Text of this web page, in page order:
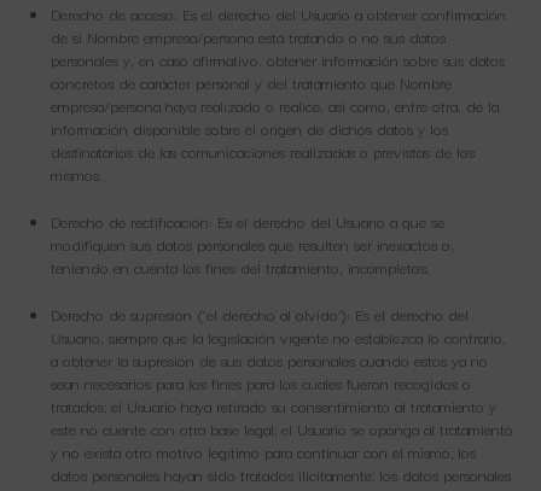
Derecho de acceso: Es el derecho del Usuario a obtener confirmación
de si Nombre empresa/persona está tratando o no sus datos
personales y, en caso afirmativo, obtener información sobre sus datos
concretos de carácter personal y del tratamiento que Nombre
empresa/persona haya realizado o realice, así como, entre otra, de la
información disponible sobre el origen de dichos datos y los
destinatarios de las comunicaciones realizadas o previstas de los
mismos.
Derecho de rectificación: Es el derecho del Usuario a que se
modifiquen sus datos personales que resulten ser inexactos o,
teniendo en cuenta los fines del tratamiento, incompletos.
Derecho de supresión (‘el derecho al olvido’): Es el derecho del
Usuario, siempre que la legislación vigente no establezca lo contrario,
a obtener la supresión de sus datos personales cuando estos ya no
sean necesarios para los fines para los cuales fueron recogidos o
tratados; el Usuario haya retirado su consentimiento al tratamiento y
este no cuente con otra base legal; el Usuario se oponga al tratamiento
y no exista otro motivo legítimo para continuar con el mismo; los
datos personales hayan sido tratados ilícitamente; los datos personales